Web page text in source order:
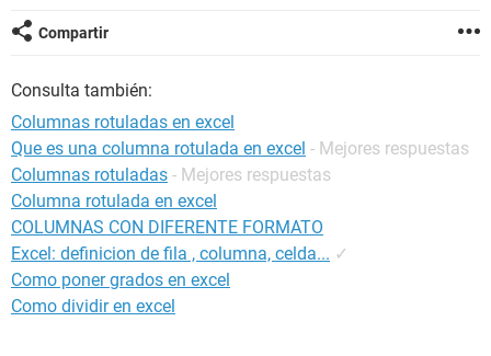
Compartir
Consulta también:
Columnas rotuladas en excel
Que es una columna rotulada en excel - Mejores respuestas
Columnas rotuladas - Mejores respuestas
Columna rotulada en excel
COLUMNAS CON DIFERENTE FORMATO
Excel: definicion de fila , columna, celda... ✓
Como poner grados en excel
Como dividir en excel